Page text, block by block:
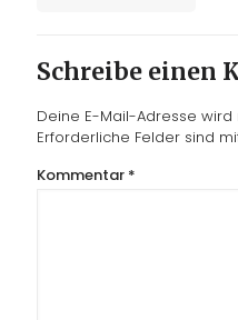
Schreibe einen
Deine E-Mail-Adresse
Erforderliche Felder sind
Kommentar *